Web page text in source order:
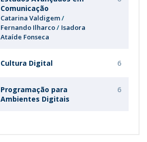
Comunicação
Catarina Valdigem
Fernando Ilharco
Isadora
Ataíde Fonseca
Cultura Digital 6
Programação para
Ambientes Digitais
6